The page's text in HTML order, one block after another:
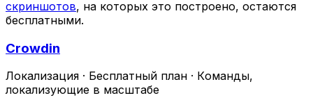
скриншотов, на которых это построено, остаются
бесплатными.
Crowdin
Локализация · Бесплатный план · Команды,
локализующие в масштабе